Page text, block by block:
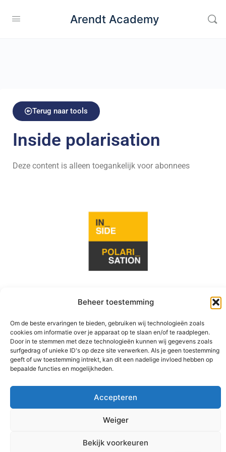
Beheer toestemming
Om de beste ervaringen te bieden, gebruiken wij technologieën zoals
cookies om informatie over je apparaat op te slaan en/of te raadplegen.
Door in te stemmen met deze technologieën kunnen wij gegevens zoals
surfgedrag of unieke ID's op deze site verwerken. Als je geen toestemming
geeft of uw toestemming intrekt, kan dit een nadelige invloed hebben op
bepaalde functies en mogelijkheden.
Accepteren
Weiger
Bekijk voorkeuren
Arendt Academy
Terug naar tools
Inside polarisation
Deze content is alleen toegankelijk voor abonnees
© 2026 - Arendt Academy -Hannah Arendt Instituut